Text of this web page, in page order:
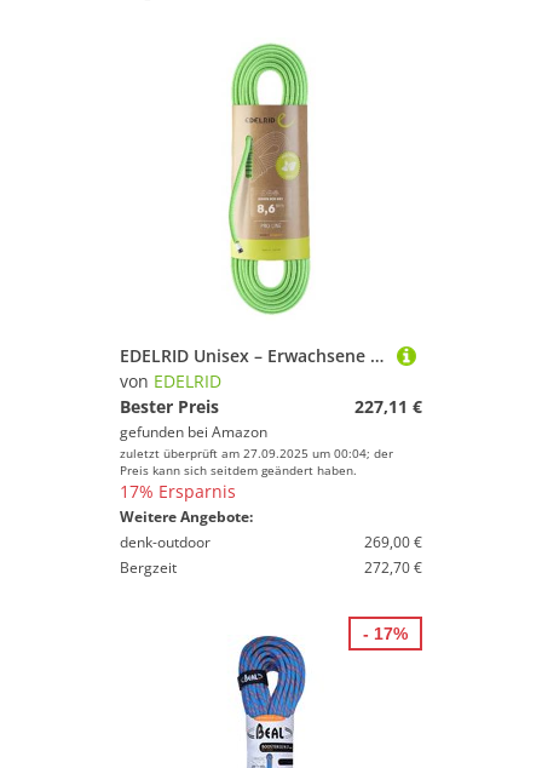
EDELRID Unisex – Erwachsene Siskin Eco Dry 8,6mm Kletterseil, neon Green, 80 M
von EDELRID
Bester Preis
227,11 €
gefunden bei Amazon
zuletzt überprüft am 27.09.2025 um 00:04; der
Preis kann sich seitdem geändert haben.
17% Ersparnis
Weitere Angebote:
denk-outdoor
269,00 €
Bergzeit
272,70 €
- 17%